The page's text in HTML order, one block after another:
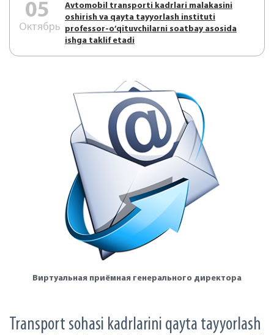
05
Октябрь
Аvtоmоbil trаnspоrti kаdrlаri mаlаkаsini
оshirish vа qаytа tаyyorlаsh instituti
prоfеssоr-o’qituvchilаrni sоаtbаy аsоsidа
ishgа tаklif etаdi
Виртуальная приёмная генерального директора
Transport sohasi kadrlarini qayta tayyorlash